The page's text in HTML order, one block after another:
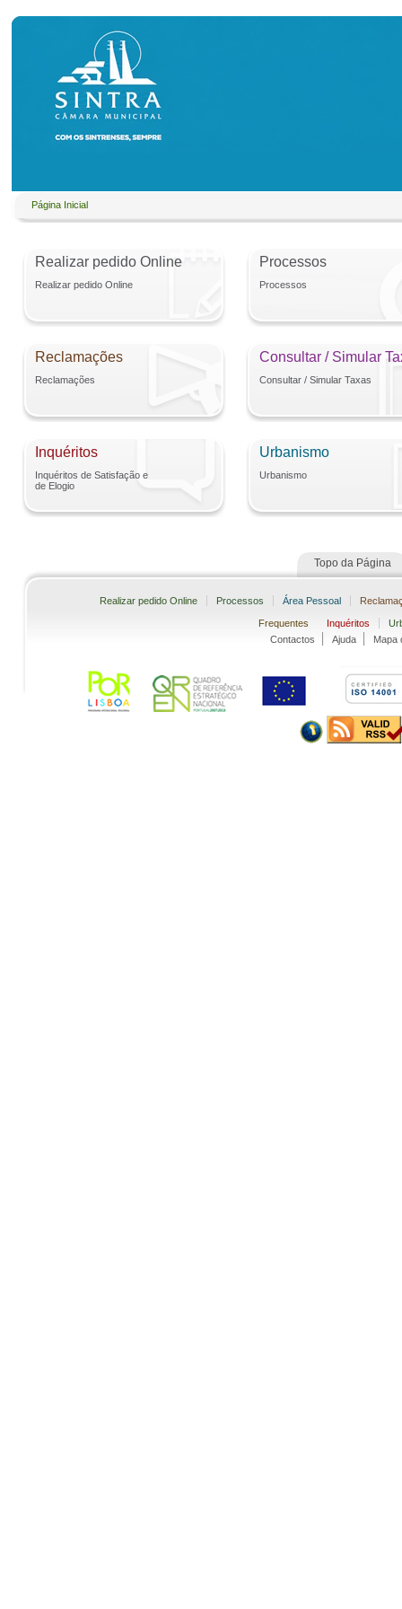
Página Inicial
Realizar pedido Online
Realizar pedido Online
Processos
Processos
Reclamações
Reclamações
Consultar / Simular
Consultar / Simular Taxas
Inquéritos
Inquéritos de Satisfação e
de Elogio
Urbanismo
Urbanismo
Topo da Página
Realizar pedido Online Processos Área Pessoal
Frequentes Inquéritos
Contactos
Ajuda Mapa